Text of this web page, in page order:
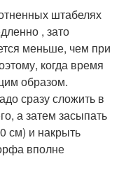
штабелях
, зато
меньше, чем при
когда время
образом.
сразу сложить в
а затем засыпать
см) и накрыть
вполне